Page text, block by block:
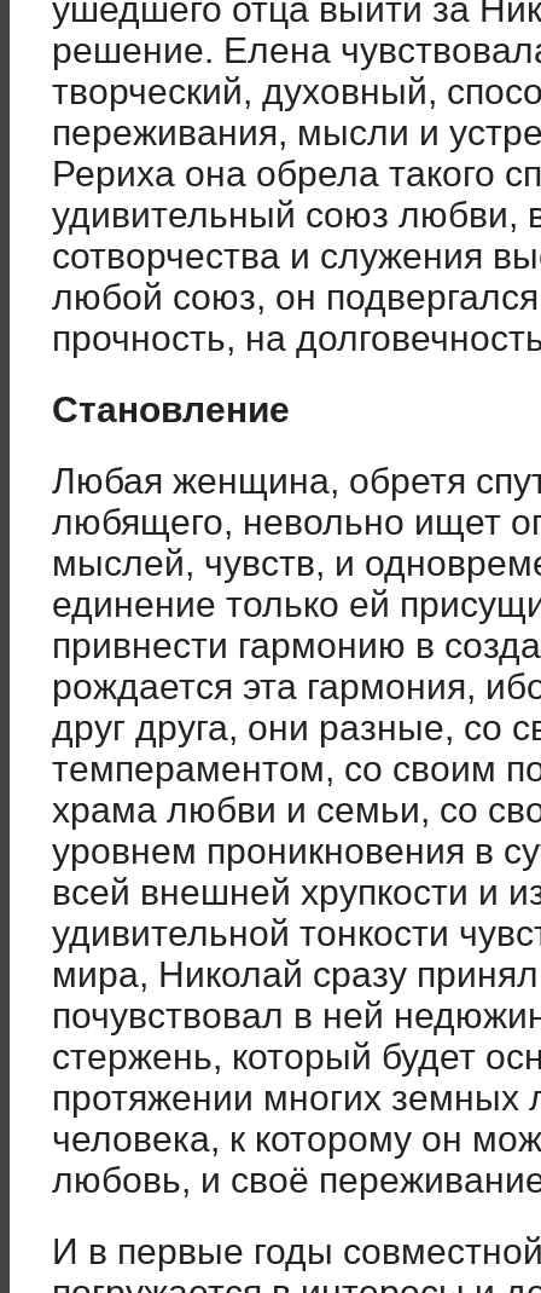
ушедшего отца выйти за
решение. Елена
творческий, духовный,
переживания, мысли и
Рериха она обрела такого
удивительный союз любви,
сотворчества и служения
любой союз, он
прочность, на
Становление
Любая женщина, обретя
любящего, невольно ищет
мыслей, чувств, и
единение только ей
привнести гармонию в
рождается эта гармония,
друг друга, они разные, со
темпераментом, со своим
храма любви и семьи, со
уровнем проникновения в
всей внешней хрупкости и
удивительной тонкости
мира, Николай сразу
почувствовал в ней
стержень, который будет
протяжении многих земных
человека, к которому он
любовь, и своё
И в первые годы